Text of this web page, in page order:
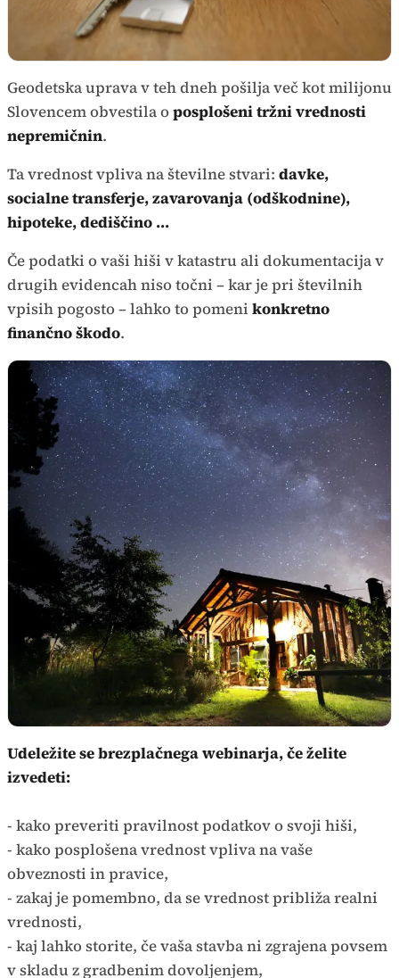
Geodetska uprava v teh dneh pošilja več kot milijonu
Slovencem obvestila oposplošeni tržni vrednosti
nepremičnin.
Ta vrednost vpliva na številne stvari: davke,
socialne transferje, zavarovanja (odškodnine),
hipoteke, dediščino ...
Če podatki o vaši hiši v katastru ali dokumentacija v
drugih evidencah niso točni – kar je pri številnih
vpisih pogosto – lahko to pomeni konkretno
finančno škodo.
Udeležite se brezplačnega webinarja, če želite
izvedeti:
- kako preveriti pravilnost podatkov o svoji hiši,
- kako posplošena vrednost vpliva na vaše
obveznosti in pravice,
- zakaj je pomembno, da se vrednost približa realni
vrednosti,
- kaj lahko storite, če vaša stavba ni zgrajena povsem
v skladu z gradbenim dovoljenjem,